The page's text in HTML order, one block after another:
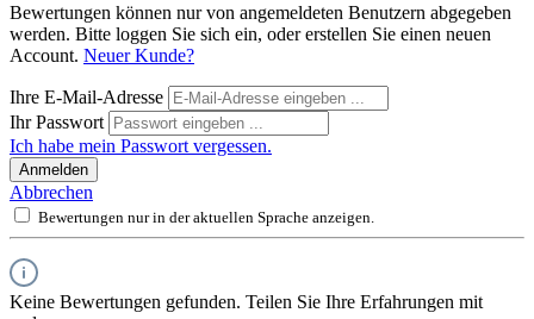
Bewertungen können nur von angemeldeten Benutzern abgegeben
werden. Bitte loggen Sie sich ein, oder erstellen Sie einen neuen
Account. Neuer Kunde?
Ihre E-Mail-Adresse
Ihr Passwort
Ich habe mein Passwort vergessen.
Anmelden
Abbrechen
Bewertungen nur in der aktuellen Sprache anzeigen.
Keine Bewertungen gefunden. Teilen Sie Ihre Erfahrungen mit